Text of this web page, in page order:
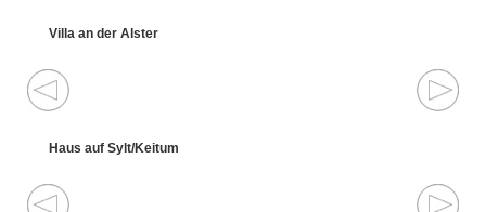
Villa an der Alster
Haus auf Sylt/Keitum